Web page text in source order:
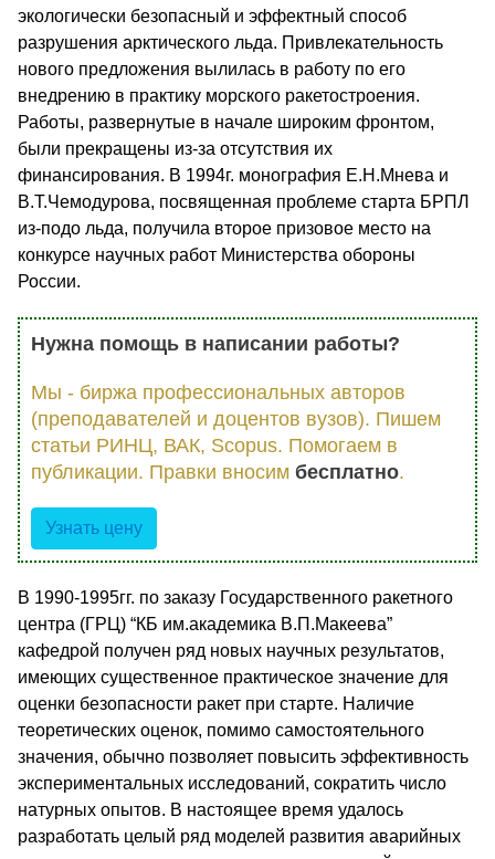
экологически безопасный и эффектный способ
разрушения арктического льда. Привлекательность
нового предложения вылилась в работу по его
внедрению в практику морского ракетостроения.
Работы, развернутые в начале широким фронтом,
были прекращены из-за отсутствия их
финансирования. В 1994г. монография Е.Н.Мнева и
В.Т.Чемодурова, посвященная проблеме старта БРПЛ
из-подо льда, получила второе призовое место на
конкурсе научных работ Министерства обороны
России.
Нужна помощь в написании работы?
Мы - биржа профессиональных авторов
(преподавателей и доцентов вузов). Пишем
статьи РИНЦ, ВАК, Scopus. Помогаем в
публикации. Правки вносим бесплатно.
Узнать цену
В 1990-1995гг. по заказу Государственного ракетного
центра (ГРЦ) “КБ им.академика В.П.Макеева”
кафедрой получен ряд новых научных результатов,
имеющих существенное практическое значение для
оценки безопасности ракет при старте. Наличие
теоретических оценок, помимо самостоятельного
значения, обычно позволяет повысить эффективность
экспериментальных исследований, сократить число
натурных опытов. В настоящее время удалось
разработать целый ряд моделей развития аварийных